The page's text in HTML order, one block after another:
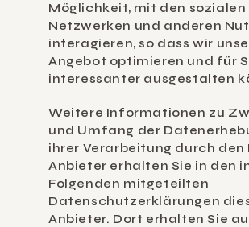
Möglichkeit, mit den sozialen
Netzwerken und anderen
interagieren, so dass wir
Angebot optimieren und für
interessanter ausgestalten
Weitere Informationen zu
und Umfang der
ihrer Verarbeitung durch den
Anbieter erhalten Sie in den
Folgenden mitgeteilten
Datenschutzerklärungen
Anbieter. Dort erhalten Sie